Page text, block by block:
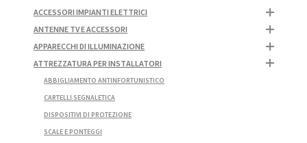
ACCESSORI IMPIANTI ELETTRICI
ANTENNE TV E ACCESSORI
APPARECCHI DI ILLUMINAZIONE
ATTREZZATURA PER INSTALLATORI
ABBIGLIAMENTO ANTINFORTUNISTICO
CARTELLI SEGNALETICA
DISPOSITIVI DI PROTEZIONE
SCALE E PONTEGGI